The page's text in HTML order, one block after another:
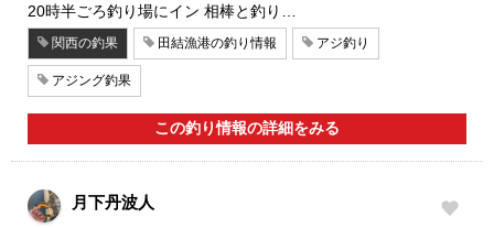
20時半ごろ釣り場にイン 相棒と釣り…
関西の釣果 田結漁港の釣り情報 アジ釣り
アジング釣果
この釣り情報の詳細をみる
月下丹波人